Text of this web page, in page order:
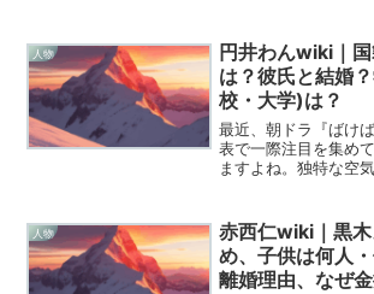
多いのではないでし
のバックホーム』で
人物
円井わんwiki｜
は？彼氏と結婚
校・大学)は？
最近、朝ドラ『ばけ
表で一際注目を集め
ますよね。独特な空
りたいと思って検索
めに、Wikipedia...
人物
赤西仁wiki｜黒
め、子供は何人
離婚理由、なぜ